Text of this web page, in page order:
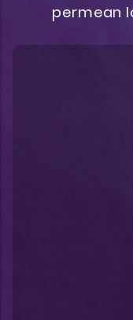
permean